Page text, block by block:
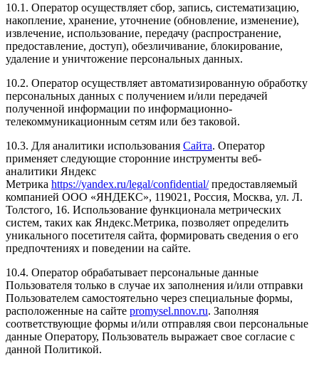
10.1. Оператор осуществляет сбор, запись, систематизацию,
накопление, хранение, уточнение (обновление, изменение),
извлечение, использование, передачу (распространение,
предоставление, доступ), обезличивание, блокирование,
удаление и уничтожение персональных данных.
10.2. Оператор осуществляет автоматизированную обработку
персональных данных с получением и/или передачей
полученной информации по информационно-
телекоммуникационным сетям или без таковой.
10.3. Для аналитики использования Сайта. Оператор
применяет следующие сторонние инструменты веб-
аналитики Яндекс
Метрика https://yandex.ru/legal/confidential/предоставляемый
компанией ООО «ЯНДЕКС», 119021, Россия, Москва, ул. Л.
Толстого, 16. Использование функционала метрических
систем, таких как Яндекс.Метрика, позволяет определить
уникального посетителя сайта, формировать сведения о его
предпочтениях и поведении на сайте.
10.4. Оператор обрабатывает персональные данные
Пользователя только в случае их заполнения и/или отправки
Пользователем самостоятельно через специальные формы,
расположенные на сайте promysel.nnov.ru. Заполняя
соответствующие формы и/или отправляя свои персональные
данные Оператору, Пользователь выражает свое согласие с
данной Политикой.